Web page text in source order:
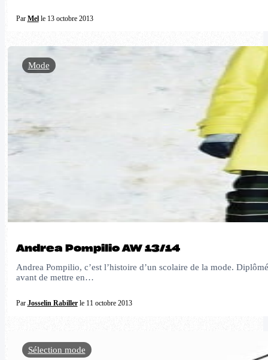
Par Melle 13 octobre 2013
Andrea Pompilio AW 13/14
Andrea Pompilio, c’est l’histoire d’un scolaire de la mode.
avant de mettre en…
Par Josselin Rabillerle 11 octobre 2013
Mode
Sélection mode